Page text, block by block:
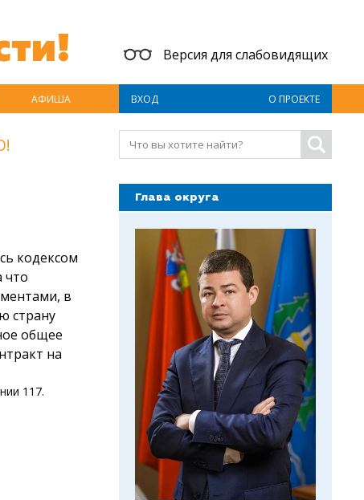
Версия для слабовидящих
АФИША ВХОД О ПРОЕКТЕ
кодексом
что
в
страну
общее
на
117.
Глава округа